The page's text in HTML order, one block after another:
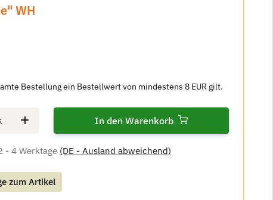
WH
Bestellung ein Bestellwert von mindestens 8 EUR gilt.
In den Warenkorb
- 4 Werktage (DE - Ausland abweichend)
zum Artikel